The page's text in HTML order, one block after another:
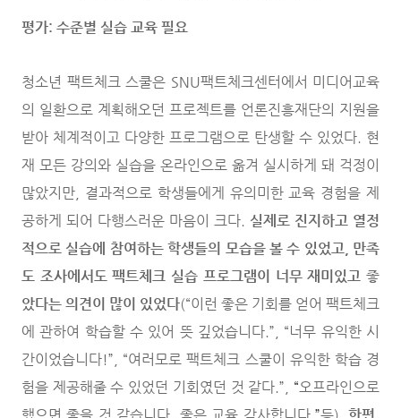
평가: 수준별 실습 교육 필요
청소년 팩트체크 스쿨은 SNU팩트체크센터에서 미디어교육
의 일환으로 계획해오던 프로젝트를 언론진흥재단의 지원을
받아 체계적이고 다양한 프로그램으로 탄생할 수 있었다. 현
재 모든 강의와 실습을 온라인으로 옮겨 실시하게 돼 걱정이
많았지만, 결과적으로 학생들에게 유의미한 교육 경험을 제
공하게 되어 다행스러운 마음이 크다. 실제로 진지하고 열정
적으로 실습에 참여하는 학생들의 모습을 볼 수 있었고, 만족
도 조사에서도 팩트체크 실습 프로그램이 너무 재미있고 좋
았다는 의견이 많이 있었다(“이런 좋은 기회를 얻어 팩트체크
에 관하여 학습할 수 있어 뜻 깊었습니다.”, “너무 유익한 시
간이었습니다!”, “여러모로 팩트체크 스쿨이 유익한 학습 경
험을 제공해줄 수 있었던 기회였던 것 같다.”, “오프라인으로